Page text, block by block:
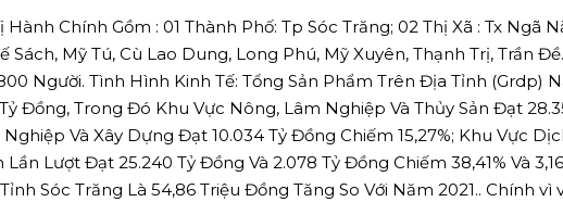
Hành Chính Gồm : 01 Thành Phố: Tp Sóc Trăng; 02 Thị Xã : Tx Ngã
Sách, Mỹ Tú, Cù Lao Dung, Long Phú, Mỹ Xuyên, Thạnh Trị, Trần
Người. Tình Hình Kinh Tế: Tổng Sản Phẩm Trên Địa Tỉnh (Grdp)
Đồng, Trong Đó Khu Vực Nông, Lâm Nghiệp Và Thủy Sản Đạt
Nghiệp Và Xây Dựng Đạt 10.034 Tỷ Đồng Chiếm 15,27%; Khu Vực
Lần Lượt Đạt 25.240 Tỷ Đồng Và 2.078 Tỷ Đồng Chiếm 38,41% Và
Sóc Trăng Là 54,86 Triệu Đồng Tăng So Với Năm 2021.. Chính vì